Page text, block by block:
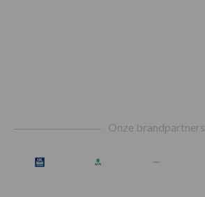
Onze brandpartners